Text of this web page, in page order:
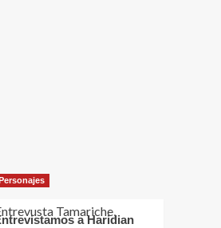
a Haridian